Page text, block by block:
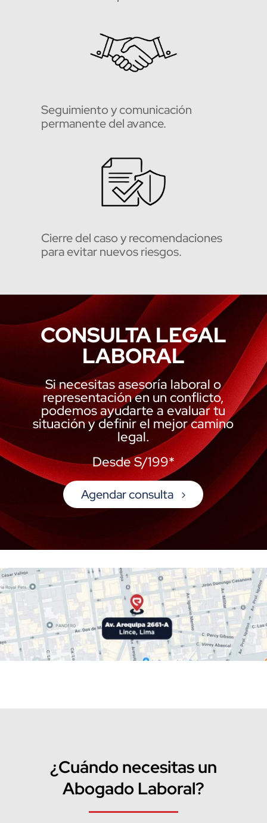
Seguimiento y comunicación
permanente del avance.
Cierre del caso y recomendaciones
para evitar nuevos riesgos.
CONSULTA LEGAL
LABORAL
Si necesitas asesoría laboral o
representación en un conflicto,
podemos ayudarte a evaluar tu
situación y definir el mejor camino
legal.
Desde S/199*
Agendar consulta
¿Cuándo necesitas un
Abogado Laboral?